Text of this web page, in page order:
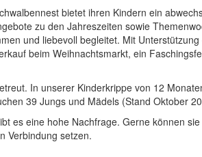
bietet ihren Kindern ein
zu den Jahreszeiten sowie
und liebevoll begleitet. Mit
beim Weihnachtsmarkt, ein
In unserer Kinderkrippe von 12
39 Jungs und Mädels (Stand Oktober
es eine hohe Nachfrage. Gerne können
Verbindung setzen.